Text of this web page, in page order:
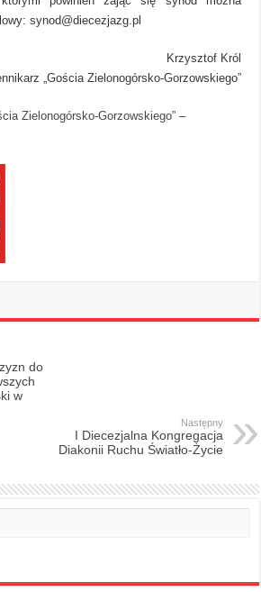
synod@diecezjazg.pl
Krzysztof Król
„Gościa Zielonogórsko-Gorzowskiego”
Zielonogórsko-Gorzowskiego” –
do
w
Następny
I Diecezjalna Kongregacja
Diakonii Ruchu Światło-Życie